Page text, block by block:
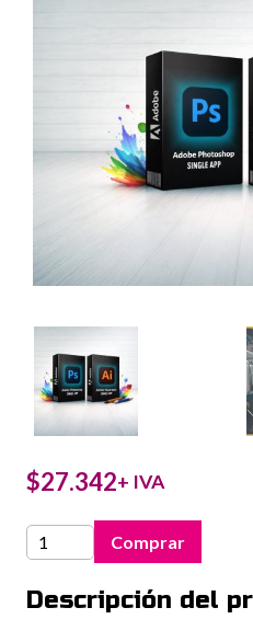
$27.342+ IVA
Adobe
Single
(Ps
Comprar
Descripción del